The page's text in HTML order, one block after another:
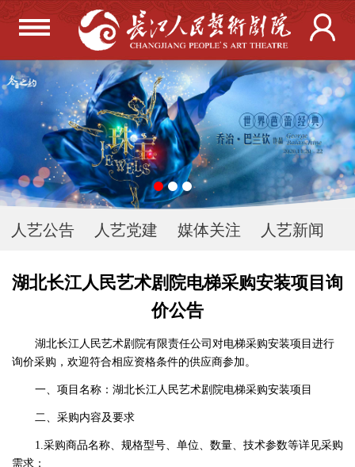
人艺公告 人艺党建 媒体关注 人艺新闻
湖北长江人民艺术剧院电梯采购安装项目询
价公告
湖北长江人民艺术剧院有限责任公司对电梯采购安装项目进行
询价采购，欢迎符合相应资格条件的供应商参加。
一、项目名称：湖北长江人民艺术剧院电梯采购安装项目
二、采购内容及要求
1.采购商品名称、规格型号、单位、数量、技术参数等详见采购
需求；